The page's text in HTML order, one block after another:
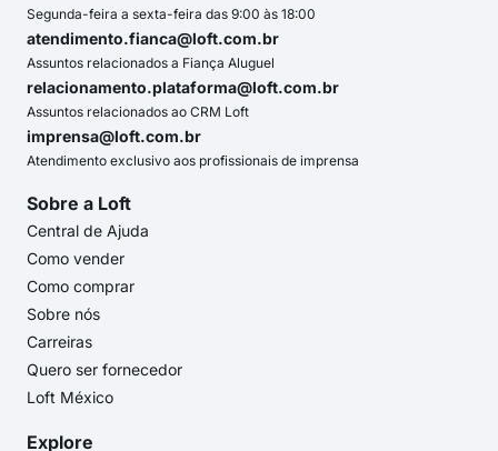
Segunda-feira a sexta-feira das 9:00 às 18:00
atendimento.fianca@loft.com.br
Assuntos relacionados a Fiança Aluguel
relacionamento.plataforma@loft.com.br
Assuntos relacionados ao CRM Loft
imprensa@loft.com.br
Atendimento exclusivo aos profissionais de imprensa
Sobre a Loft
Central de Ajuda
Como vender
Como comprar
Sobre nós
Carreiras
Quero ser fornecedor
Loft México
Explore